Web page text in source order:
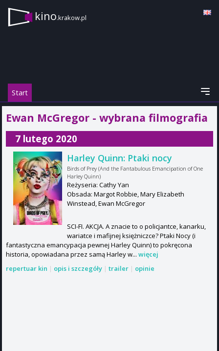
kino.krakow.pl
Start
Ewan McGregor - wybrana filmografia
7 lutego 2020
Harley Quinn: Ptaki nocy
Birds of Prey (And the Fantabulous Emancipation of One
Harley Quinn)
Reżyseria: Cathy Yan
Obsada: Margot Robbie, Mary Elizabeth
Winstead, Ewan McGregor
SCI-FI. AKCJA. A znacie to o policjantce, kanarku,
wariatce i mafijnej księżniczce? Ptaki Nocy (i
fantastyczna emancypacja pewnej Harley Quinn) to pokręcona
historia, opowiadana przez samą Harley w... więcej
repertuar kin | opis i szczegóły | trailer | opinie